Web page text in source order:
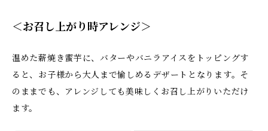
＜お召し上がり時アレンジ＞
温めた薪焼き蜜芋に、バターやバニラアイスをトッピングす
ると、お子様から大人まで愉しめるデザートとなります。そ
のままでも、アレンジしても美味しくお召し上がりいただけ
ます。